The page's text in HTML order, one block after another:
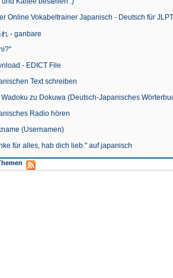
Online Vokabeltrainer Japanisch - Deutsch für
- ganbare
- EDICT File
Text schreiben
Wadoku zu Dokuwa (Deutsch-Japanisches
Radio hören
(Usernamen)
für alles, hab dich lieb." auf japanisch